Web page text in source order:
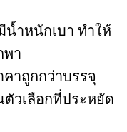
ำหนักเบา ทำให้
พา
าถูกกว่าบรรจุ
วเลือกที่ประหยัด